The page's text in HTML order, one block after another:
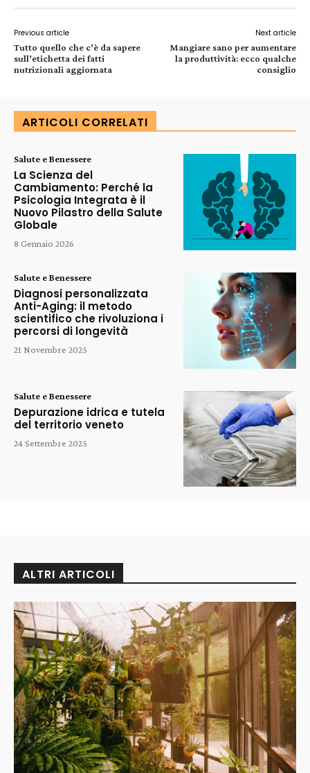
Previous article
Tutto quello che c’è da sapere
sull’etichetta dei fatti
nutrizionali aggiornata
Next article
Mangiare sano per aumentare
la produttività: ecco qualche
consiglio
ARTICOLI CORRELATI
Salute e Benessere
La Scienza del
Cambiamento: Perché la
Psicologia Integrata è il
Nuovo Pilastro della Salute
Globale
8 Gennaio 2026
Salute e Benessere
Diagnosi personalizzata
Anti-Aging: il metodo
scientifico che rivoluziona i
percorsi di longevità
21 Novembre 2025
Salute e Benessere
Depurazione idrica e tutela
del territorio veneto
24 Settembre 2025
ALTRI ARTICOLI